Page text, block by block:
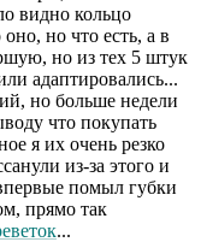
видно кольцо
но что есть, а в
но из тех 5 штук
адаптировались...
но больше недели
что покупать
я их очень резко
из-за этого и
помыл губки
прямо так
...